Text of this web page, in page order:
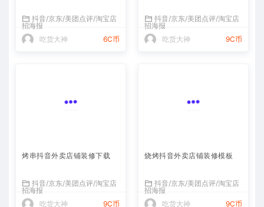
抖音/京东/美团点评/淘宝店
招海报
吃货大神
6C币
抖音/京东/美团点评/淘宝店
招海报
吃货大神
9C币
烤串抖音外卖店铺装修下载
抖音/京东/美团点评/淘宝店
招海报
吃货大神
9C币
烧烤抖音外卖店铺装修模板
抖音/京东/美团点评/淘宝店
招海报
吃货大神
9C币